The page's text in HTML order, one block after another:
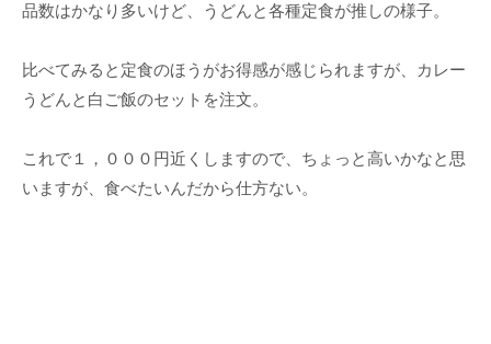
品数はかなり多いけど、うどんと各種定食が推しの様子。
比べてみると定食のほうがお得感が感じられますが、カレー
うどんと白ご飯のセットを注文。
これで１，０００円近くしますので、ちょっと高いかなと思
いますが、食べたいんだから仕方ない。